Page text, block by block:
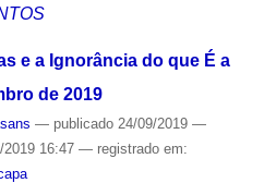
e a Ignorância do que É a
de 2019
— publicado24/09/2019 —
16:47 — registrado em: